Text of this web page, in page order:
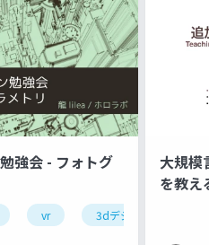
強会 - フォトグ
vr 3dデジタルアーカイブ
大規模
を教え